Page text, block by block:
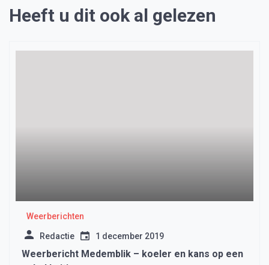
Heeft u dit ook al gelezen
Weerberichten
Redactie 1 december 2019
Weerbericht Medemblik – koeler en kans op een